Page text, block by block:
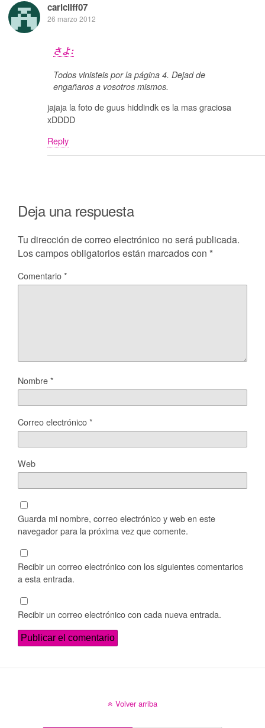
carlcliff07
26 marzo 2012
さよ:
Todos vinisteis por la página 4. Dejad de
engañaros a vosotros mismos.
jajaja la foto de guus hiddindk es la mas graciosa
xDDDD
Reply
Deja una respuesta
Tu dirección de correo electrónico no será publicada.
Los campos obligatorios están marcados con *
Comentario*
Nombre*
Correo electrónico*
Web
Guarda mi nombre, correo electrónico y web en este
navegador para la próxima vez que comente.
Recibir un correo electrónico con los siguientes comentarios
a esta entrada.
Recibir un correo electrónico con cada nueva entrada.
Volver arriba